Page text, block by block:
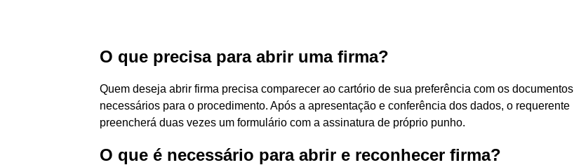
O que precisa para abrir uma firma?
Quem deseja abrir firma precisa comparecer ao cartório de sua preferência com os documentos
necessários para o procedimento. Após a apresentação e conferência dos dados, o requerente
preencherá duas vezes um formulário com a assinatura de próprio punho.
O que é necessário para abrir e reconhecer firma?